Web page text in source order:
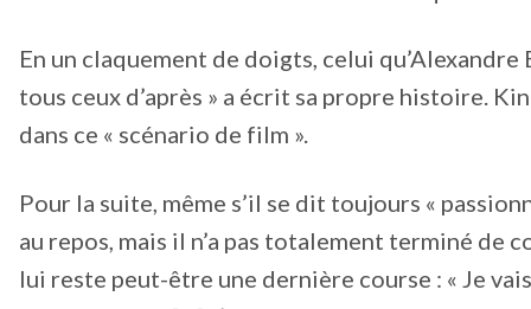
En un claquement de doigts, celui
tous ceux d’après » a écrit sa propre histoire.
dans ce « scénario de film ».
Pour la suite, même s’il se dit toujours «
au repos, mais il n’a pas totalement terminé
lui reste peut-être une dernière course : « Je